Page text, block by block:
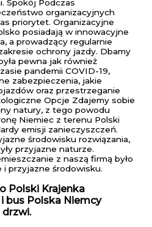
Spokój Podczas
organizacyjnych
priorytet. Organizacyjne
posiadają w innowacyjne
a prowadzący regularnie
ochrony jazdy. Dbamy
pewna jak również
pandemii COVID-19,
zabezpieczenia, jakie
oraz przestrzeganie
Opcje Zdajemy sobie
natury, z tego powodu
Niemiec z terenu Polski
emisji zanieczyszczeń.
środowisku rozwiązania,
przyjazne naturze.
z naszą firmą było
przyjazne środowisku.
Polski Krajenka
bus Polska Niemcy
drzwi.